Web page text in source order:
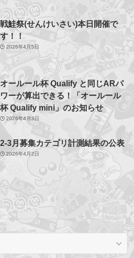
戦鮭祭(せんけいさい)本日開催で
す！！
2026年4月5日
オールール杯 Qualify と同じARパ
ワーが算出できる！「オールール
杯 Qualify mini」のお知らせ
2026年4月3日
2-3月募集カテゴリ計測結果の公表
2026年4月2日